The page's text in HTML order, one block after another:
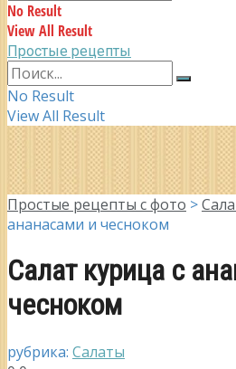
No Result
View All Result
Простые рецепты
No Result
View All Result
Простые рецепты с фото >
ананасами и чесноком
Салат курица с
чесноком
рубрика: Салаты